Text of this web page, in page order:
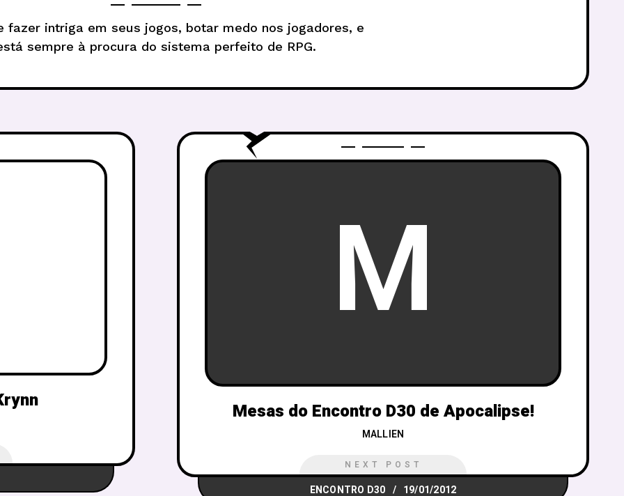
fazer intriga em seus jogos, botar medo nos jogadores, e
sempre à procura do sistema perfeito de RPG.
M
Mesas do Encontro D30 de Apocalipse!
MALLIEN
NEXT POST
ENCONTRO D30 19/01/2012